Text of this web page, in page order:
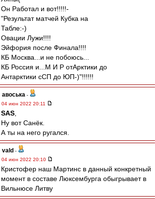
Он Работал и вот!!!!!-
"Результат матчей Кубка на
Табле:-)
Овации Лужи!!!!
Эйфория после Финала!!!!
КБ Москва...и не побоюсь...
КБ Россия и...М И Р отАрктики до
Антарктики сСП до ЮП-)"!!!!!!
авоська -
04 июн 2022 20:11
SAS
Ну вот Санёк.
А ты на него ругался.
vald -
04 июн 2022 20:10
Кристофер наш Мартинс в данный конкретный
момент в составе Люксембурга обыгрывает в
Вильнюсе Литву